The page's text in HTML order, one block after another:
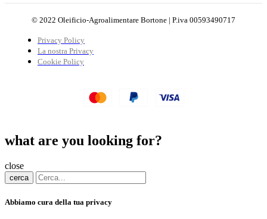
© 2022 Oleificio-Agroalimentare Bortone | P.iva 00593490717
Privacy Policy
La nostra Privacy
Cookie Policy
what are you looking for?
close
cerca
Abbiamo cura della tua privacy